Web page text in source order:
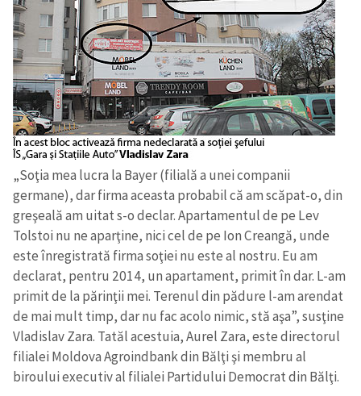
„Soţia mea lucra la Bayer (filială a unei companii
germane), dar firma aceasta probabil că am scăpat-o, din
greşeală am uitat s-o declar. Apartamentul de pe Lev
Tolstoi nu ne aparţine, nici cel de pe Ion Creangă, unde
este înregistrată firma soţiei nu este al nostru. Eu am
declarat, pentru 2014, un apartament, primit în dar. L-am
primit de la părinţii mei. Terenul din pădure l-am arendat
de mai mult timp, dar nu fac acolo nimic, stă aşa”, susţine
Vladislav Zara. Tatăl acestuia, Aurel Zara, este directorul
filialei Moldova Agroindbank din Bălţi şi membru al
biroului executiv al filialei Partidului Democrat din Bălţi.